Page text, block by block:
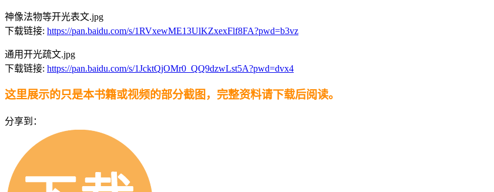
神像法物等开光表文.jpg
下载链接: https://pan.baidu.com/s/1RVxewME13UlKZxexFlf8FA?pwd=b3vz
通用开光疏文.jpg
下载链接: https://pan.baidu.com/s/1JcktQjOMr0_QQ9dzwLst5A?pwd=dvx4
这里展示的只是本书籍或视频的部分截图，完整资料请下载后阅读。
分享到：